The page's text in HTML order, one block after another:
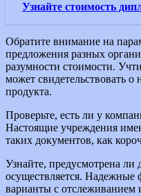
Узнайте стоимость
Обратите внимание на
предложения разных
разумности стоимости.
может свидетельствовать
продукта.
Проверьте, есть ли у
Настоящие учреждения
таких документов, как
Узнайте, предусмотрена ли
осуществляется.
варианты с отслеживанием